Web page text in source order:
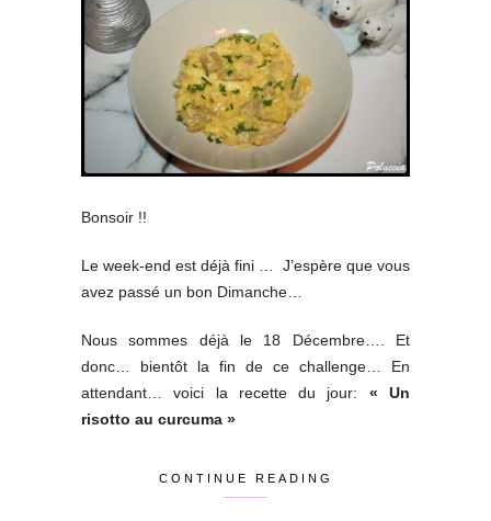
Bonsoir !!
Le week-end est déjà fini … J’espère que vous
avez passé un bon Dimanche…
Nous sommes déjà le 18 Décembre…. Et
donc… bientôt la fin de ce challenge… En
attendant… voici la recette du jour: « Un
risotto au curcuma »
CONTINUE READING